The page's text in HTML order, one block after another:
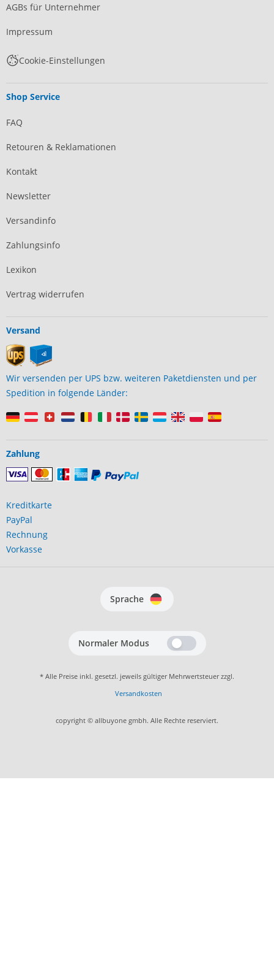
AGBs für Unternehmer
Impressum
Cookie-Einstellungen
Shop Service
FAQ
Retouren & Reklamationen
Kontakt
Newsletter
Versandinfo
Zahlungsinfo
Lexikon
Vertrag widerrufen
Versand
Wir versenden per UPS bzw. weiteren Paketdiensten und per
Spedition in folgende Länder:
Zahlung
Kreditkarte
PayPal
Rechnung
Vorkasse
Sprache
Normaler Modus
* Alle Preise inkl. gesetzl. jeweils gültiger Mehrwertsteuer zzgl.
Versandkosten
copyright © allbuyone gmbh. Alle Rechte reserviert.